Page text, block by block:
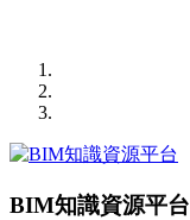
BIM知識資源平台